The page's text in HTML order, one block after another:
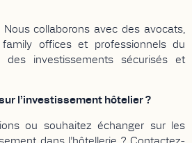
Nous collaborons avec des avocats,
family offices et professionnels du
des investissements sécurisés et
l’investissement hôtelier ?
ou souhaitez échanger sur les